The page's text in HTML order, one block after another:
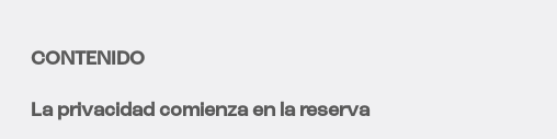
CONTENIDO
La privacidad comienza en la reserva